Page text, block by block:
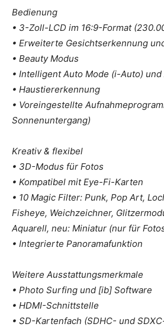
Bedienung
• 3-Zoll-LCD im 16:9-Format
• Erweiterte Gesichtserkennung
• Beauty Modus
• Intelligent Auto Mode (i-Auto)
• Haustiererkennung
• Voreingestellte
Sonnenuntergang)
Kreativ & flexibel
• 3D-Modus für Fotos
• Kompatibel mit Eye-Fi-Karten
• 10 Magic Filter: Punk, Pop Art,
Fisheye, Weichzeichner,
Aquarell, neu: Miniatur (nur für
• Integrierte Panoramafunktion
Weitere Ausstattungsmerkmale
• Photo Surfing und [ib] Software
• HDMI-Schnittstelle
• SD-Kartenfach (SDHC- und